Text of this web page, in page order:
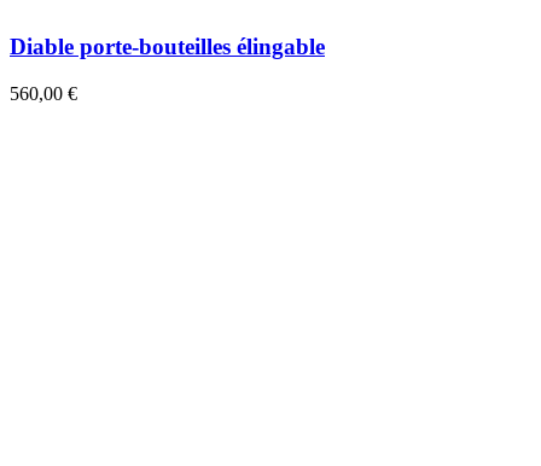
Diable porte-bouteilles élingable
560,00 €